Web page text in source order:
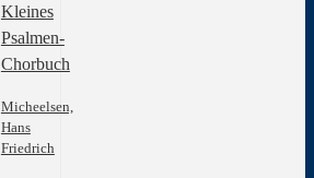
Kleines
Psalmen-
Chorbuch
Micheelsen,
Hans
Friedrich